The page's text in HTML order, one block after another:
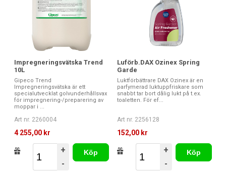
Impregneringsvätska Trend
10L
Gipeco Trend
Impregneringsvätska är ett
specialutvecklat golvunderhållsvax
för impregnering-/preparering av
moppar i ...
Art nr. 2260004
4 255,00 kr
+
-
Köp
Luförb.DAX Ozinex Spring
Garde
Luktförbättrare DAX Ozinex är en
parfymerad luktuppfriskare som
snabbt tar bort dålig lukt på t.ex.
toaletten. För ef...
Art nr. 2256128
152,00 kr
+
-
Köp